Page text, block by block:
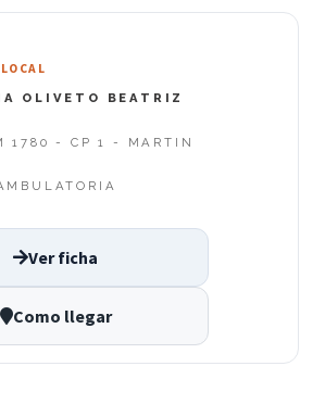
OLIVETO BEATRIZ
1780 - CP 1 - MARTIN
Ver ficha
Como llegar